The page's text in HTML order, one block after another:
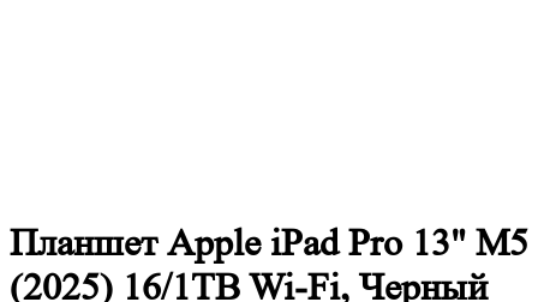
Планшет Apple iPad Pro 13" M5
(2025) 16/1TB Wi-Fi, Черный